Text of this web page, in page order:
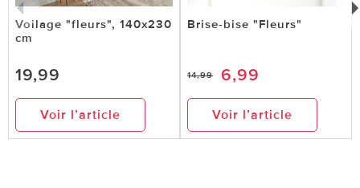
Voilage "fleurs", 140x230
cm
19,99
Voir l’article
Brise-bise "Fleurs"
14,99 6,99
Voir l’article